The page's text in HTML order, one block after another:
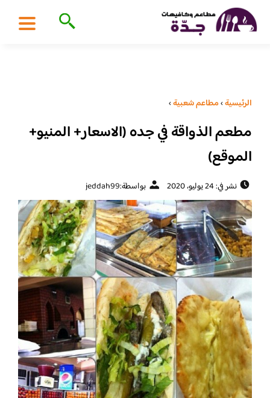
الرئيسية›مطاعم شعبية›
مطعم الذواقة في جده (الاسعار+ المنيو+
الموقع)
نشر في: 24 يوليو، 2020 بواسطة:jeddah99